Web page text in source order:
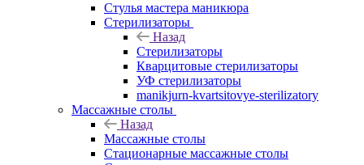
Стулья мастера маникюра
Стерилизаторы
Назад
Стерилизаторы
Кварцитовые стерилизаторы
УФ стерилизаторы
manikjurn-kvartsitovye-sterilizatory
Массажные столы
Назад
Массажные столы
Стационарные массажные столы